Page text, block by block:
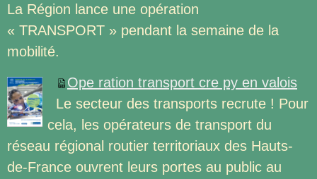
La Région lance une opération
« TRANSPORT » pendant la semaine de la
mobilité.
Ope ration transport cre py en valois
Le secteur des transports recrute ! Pour
cela, les opérateurs de transport du
réseau régional routier territoriaux des Hauts-
de-France ouvrent leurs portes au public au